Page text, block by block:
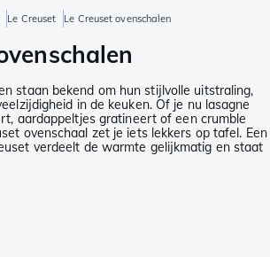
Le Creuset Le Creuset ovenschalen
staan bekend om hun stijlvolle uitstraling,
in de keuken. Of je nu lasagne
aardappeltjes gratineert of een crumble
ovenschaal zet je iets lekkers op tafel. Een
verdeelt de warmte gelijkmatig en staat